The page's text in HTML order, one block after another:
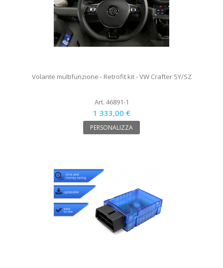
Volante multifunzione - Retrofit kit - VW Crafter SY/SZ
Art. 46891-1
1 333,00 €
PERSONALIZZA